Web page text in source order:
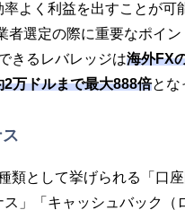
よく利益を出すことが可
者選定の際に重要なポイン
きるレバレッジは海外FX
万ドルまで最大888倍とな
類として挙げられる「口
ス」「キャッシュバック（